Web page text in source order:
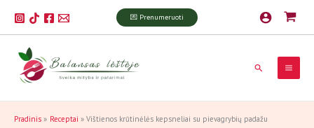
prie
turinio
💌 Prenumeruoti
Paieška
Pradinis Receptai Vištienos krūtinėlės kepsneliai su pievagrybių padažu
P
i
e